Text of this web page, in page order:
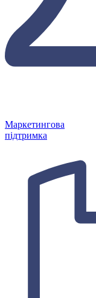
Маркетингова
підтримка